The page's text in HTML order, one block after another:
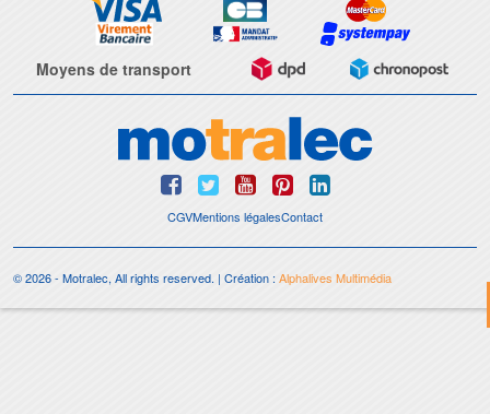
Moyens de transport
CGVMentions légalesContact
© 2026 - Motralec, All rights reserved. | Création :Alphalives Multimédia